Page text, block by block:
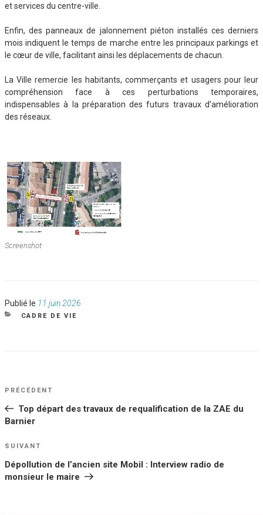
et services du centre-ville.
Enfin, des panneaux de jalonnement piéton installés ces derniers
mois indiquent le temps de marche entre les principaux parkings et
le cœur de ville, facilitant ainsi les déplacements de chacun.
La Ville remercie les habitants, commerçants et usagers pour leur
compréhension face à ces perturbations temporaires,
indispensables à la préparation des futurs travaux d’amélioration
des réseaux.
Screenshot
Publié le Publié
le
11 juin 2026
CATÉGORIES
CADRE DE VIE
NAVIGATION
DE
L’ARTICLE
Article
PRÉCÉDENT
Top départ des travaux de requalification de la ZAE du
Barnier
Article
SUIVANT
Dépollution de l’ancien site Mobil : Interview radio de
monsieur le maire